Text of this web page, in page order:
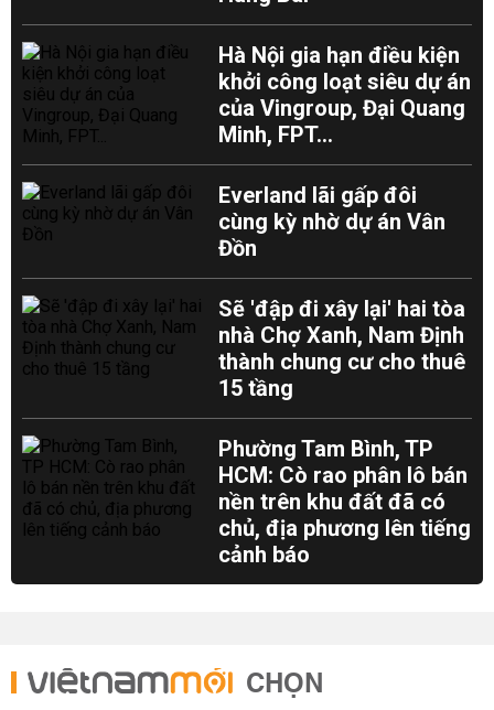
Hà Nội gia hạn điều kiện
khởi công loạt siêu dự án
của Vingroup, Đại Quang
Minh, FPT...
Everland lãi gấp đôi
cùng kỳ nhờ dự án Vân
Đồn
Sẽ 'đập đi xây lại' hai tòa
nhà Chợ Xanh, Nam Định
thành chung cư cho thuê
15 tầng
Phường Tam Bình, TP
HCM: Cò rao phân lô bán
nền trên khu đất đã có
chủ, địa phương lên tiếng
cảnh báo
CHỌN